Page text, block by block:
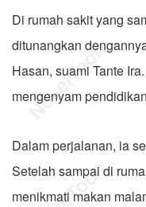
Di rumah sakit yang
ditunangkan
Hasan, suami Tante
mengenyam
Dalam perjalanan, ia
Setelah sampai di
menikmati makan